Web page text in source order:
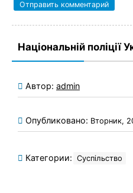
Національній поліції
Автор: admin
Опубликовано: Вторник,
Категории: Суспільство